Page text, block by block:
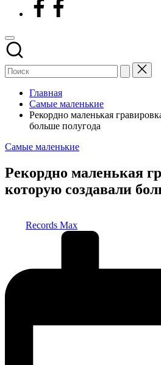
Facebook
Главная
Самые маленькие
Рекордно маленькая
больше полугода
Опубликовано
Самые маленькие
Рекордно маленькая
которую создавали
Records Max